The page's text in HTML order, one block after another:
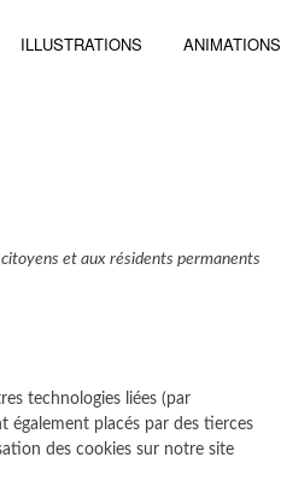
ILLUSTRATIONS ANIMATIONS
et aux résidents permanents
technologies liées (par
également placés par des tierces
des cookies sur notre site